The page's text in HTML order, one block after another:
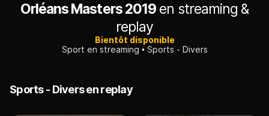
Orléans Masters 2019 en streaming &
replay
Bientôt disponible
Sport en streaming
Sports - Divers
Sports - Divers en replay